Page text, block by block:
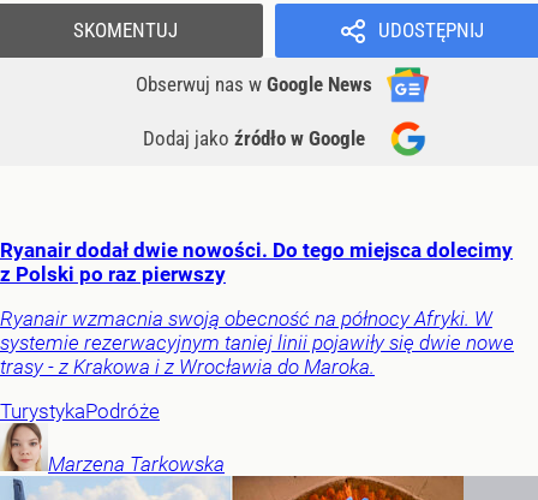
UDOSTĘPNIJ
Obserwuj nas w Google News
Dodaj jako źródło w Google
SKOMENTUJ
Ryanair dodał dwie nowości. Do tego miejsca dolecimy
z Polski po raz pierwszy
Ryanair wzmacnia swoją obecność na północy Afryki. W
systemie rezerwacyjnym taniej linii pojawiły się dwie nowe
trasy - z Krakowa i z Wrocławia do Maroka.
TurystykaPodróże
Marzena Tarkowska